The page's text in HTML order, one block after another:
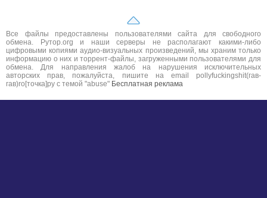
Все файлы предоставлены пользователями сайта для свободного
обмена. Рутор.org и наши серверы не располагают какими-либо
цифровыми копиями аудио-визуальных произведений, мы храним только
информацию о них и торрент-файлы, загруженными пользователями для
обмена. Для направления жалоб на нарушения исключительных
авторских прав, пожалуйста, пишите на email pollyfuckingshit(гав-
гав)ro[точка]ру с темой "abuse" Бесплатная реклама